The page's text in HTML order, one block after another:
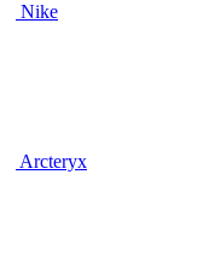
Nike
Arcteryx